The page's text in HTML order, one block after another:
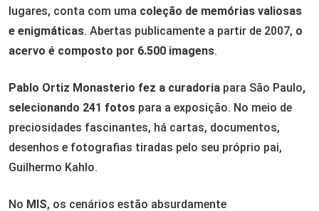
lugares, conta com uma coleção de memórias valiosas
e enigmáticas. Abertas publicamente a partir de 2007, o
acervo é composto por 6.500 imagens.
Pablo Ortiz Monasterio fez a curadoria para São Paulo,
selecionando 241 fotos para a exposição. No meio de
preciosidades fascinantes, há cartas, documentos,
desenhos e fotografias tiradas pelo seu próprio pai,
Guilhermo Kahlo.
No MIS, os cenários estão absurdamente